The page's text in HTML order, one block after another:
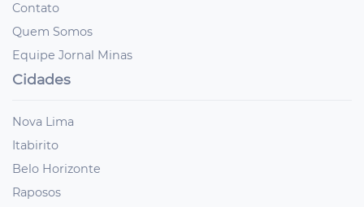
Contato
Quem Somos
Equipe Jornal Minas
Cidades
Nova Lima
Itabirito
Belo Horizonte
Raposos